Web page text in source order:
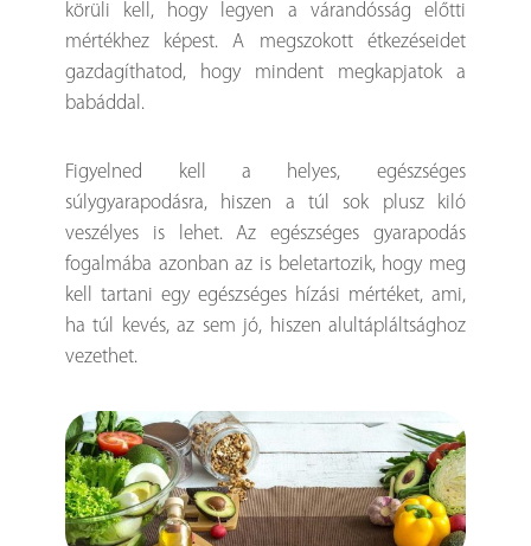
körüli kell, hogy legyen a várandósság előtti
mértékhez képest. A megszokott étkezéseidet
gazdagíthatod, hogy mindent megkapjatok a
babáddal.
Figyelned kell a helyes, egészséges
súlygyarapodásra, hiszen a túl sok plusz kiló
veszélyes is lehet. Az egészséges gyarapodás
fogalmába azonban az is beletartozik, hogy meg
kell tartani egy egészséges hízási mértéket, ami,
ha túl kevés, az sem jó, hiszen alultápláltsághoz
vezethet.